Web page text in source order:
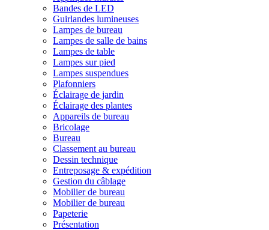
Bandes de LED
Guirlandes lumineuses
Lampes de bureau
Lampes de salle de bains
Lampes de table
Lampes sur pied
Lampes suspendues
Plafonniers
Éclairage de jardin
Éclairage des plantes
Appareils de bureau
Bricolage
Bureau
Classement au bureau
Dessin technique
Entreposage & expédition
Gestion du câblage
Mobilier de bureau
Mobilier de bureau
Papeterie
Présentation